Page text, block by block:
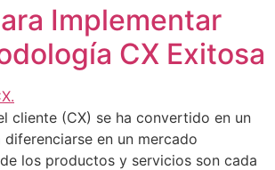
Implementar
CX Exitosa
cliente (CX) se ha convertido en un
en un mercado
los productos y servicios son cada